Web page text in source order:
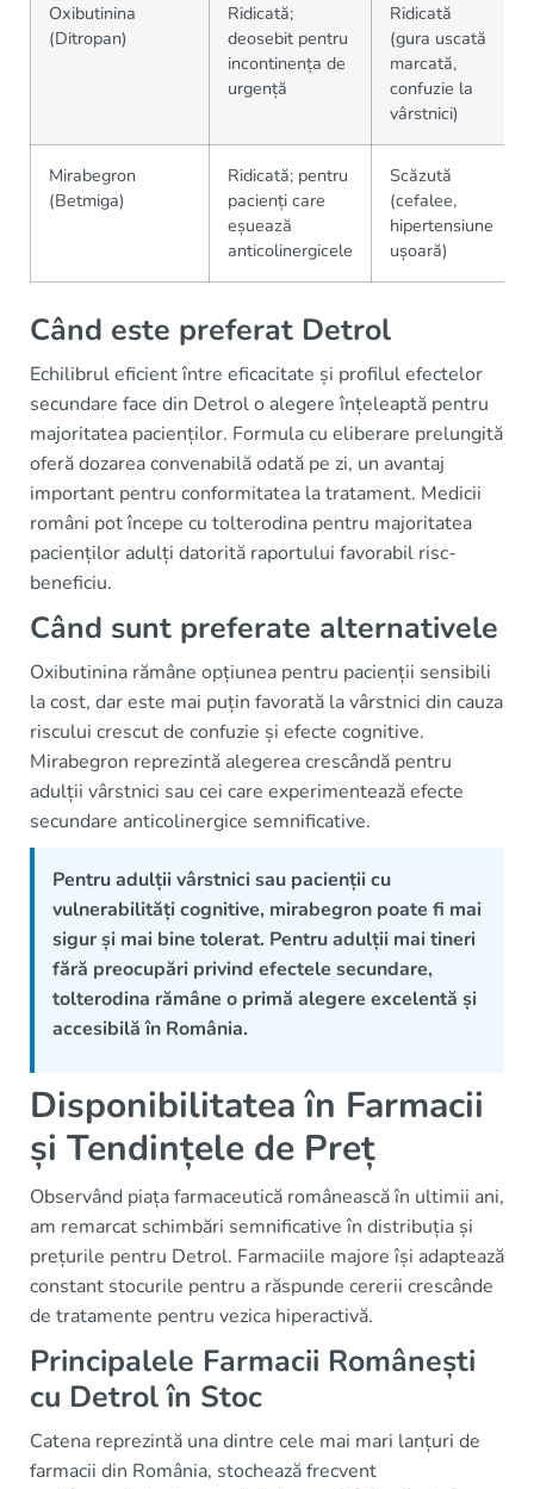
Oxibutinina
(Ditropan)
Ridicată;
deosebit pentru
incontinența de
urgență
Ridicată
(gura uscată
marcată,
confuzie la
vârstnici)
Mirabegron
(Betmiga)
Ridicată; pentru
pacienți care
eșuează
anticolinergicele
Scăzută
(cefalee,
hipertensiune
ușoară)
Când este preferat Detrol
Echilibrul eficient între eficacitate și profilul efectelor
secundare face din Detrol o alegere înțeleaptă pentru
majoritatea pacienților. Formula cu eliberare prelungită
oferă dozarea convenabilă odată pe zi, un avantaj
important pentru conformitatea la tratament. Medicii
români pot începe cu tolterodina pentru majoritatea
pacienților adulți datorită raportului favorabil risc-
beneficiu.
Când sunt preferate alternativele
Oxibutinina rămâne opțiunea pentru pacienții sensibili
la cost, dar este mai puțin favorată la vârstnici din cauza
riscului crescut de confuzie și efecte cognitive.
Mirabegron reprezintă alegerea crescândă pentru
adulții vârstnici sau cei care experimentează efecte
secundare anticolinergice semnificative.
Pentru adulții vârstnici sau pacienții cu
vulnerabilități cognitive, mirabegron poate fi mai
sigur și mai bine tolerat. Pentru adulții mai tineri
fără preocupări privind efectele secundare,
tolterodina rămâne o primă alegere excelentă și
accesibilă în România.
Disponibilitatea în Farmacii
și Tendințele de Preț
Observând piața farmaceutică românească în ultimii ani,
am remarcat schimbări semnificative în distribuția și
prețurile pentru Detrol. Farmaciile majore își adaptează
constant stocurile pentru a răspunde cererii crescânde
de tratamente pentru vezica hiperactivă.
Principalele Farmacii Românești
cu Detrol în Stoc
Catena reprezintă una dintre cele mai mari lanțuri de
farmacii din România, stochează frecvent